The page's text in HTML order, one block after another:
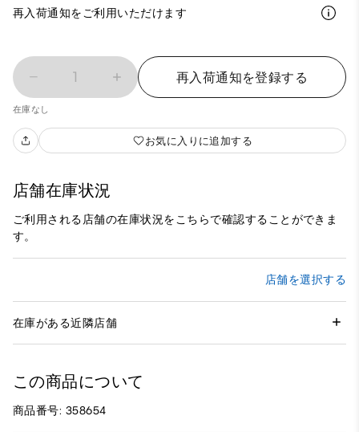
再入荷通知をご利用いただけます
1 再入荷通知を登録する
在庫なし
お気に入りに追加する
店舗在庫状況
ご利用される店舗の在庫状況をこちらで確認することができま
す。
店舗を選択する
在庫がある近隣店舗
この商品について
商品番号: 358654